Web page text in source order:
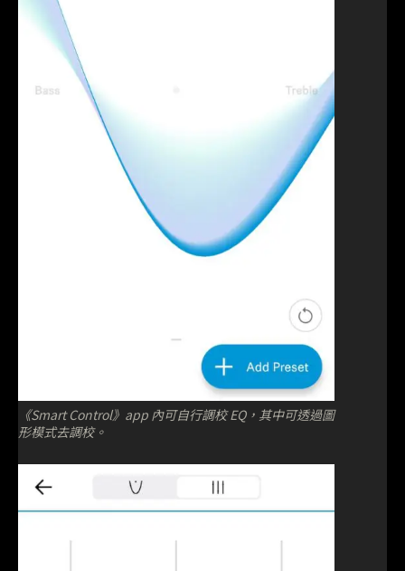
《Smart Control》app 內可自行調校 EQ，其中可透過圖
形模式去調校。